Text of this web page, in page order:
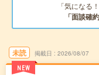
「気になる
「面談確
未読
NEW
掲載日 2026/08/07